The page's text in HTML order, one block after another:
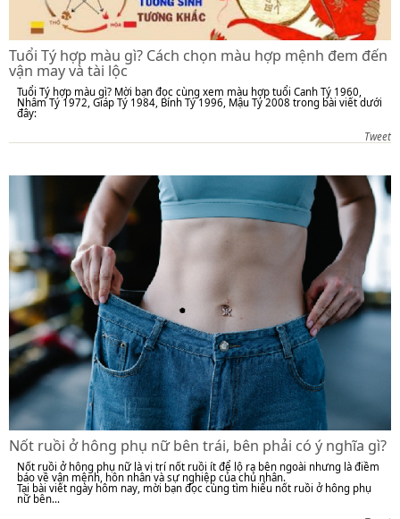
Tuổi Tý hợp màu gì? Cách chọn màu hợp mệnh đem đến
vận may và tài lộc
Tuổi Tý hợp màu gì? Mời bạn đọc cùng xem màu hợp tuổi Canh Tý 1960,
Nhâm Tý 1972, Giáp Tý 1984, Bính Tý 1996, Mậu Tý 2008 trong bài viết dưới
đây:
Tweet
Nốt ruồi ở hông phụ nữ bên trái, bên phải có ý nghĩa gì?
Nốt ruồi ở hông phụ nữ là vị trí nốt ruồi ít để lộ ra bên ngoài nhưng là điềm
báo về vận mệnh, hôn nhân và sự nghiệp của chủ nhân.
Tại bài viết ngày hôm nay, mời bạn đọc cùng tìm hiểu nốt ruồi ở hông phụ
nữ bên...